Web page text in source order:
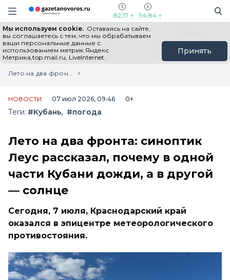
Информационный портал "ГазетаНоворос.ру"
Навигация сайта
82,17 94,84
Мы используем cookie. Оставаясь на сайте,
вы соглашаетесь с тем, что мы обрабатываем
ваши персональные данные с
использованием метрик Яндекс
Метрика,top.mail.ru, LiveInternet.
Принять
Все новости Новости России
Главная
Лента новостей
Лето на два фронта: синоптик Леус рассказал, почему в одной части Кубани дожди, а в другой — солнце
НОВОСТИ 07 июл 2026, 09:46 0+
Теги: #Кубань #погода
Лето на два фронта: синоптик
Леус рассказал, почему в одной
части Кубани дожди, а в другой
— солнце
Сегодня, 7 июля, Краснодарский край
оказался в эпицентре метеорологического
противостояния.